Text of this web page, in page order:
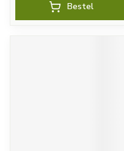
Bestel